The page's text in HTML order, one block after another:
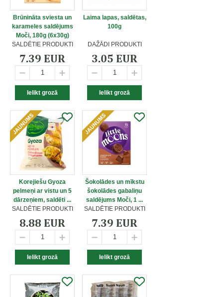
Brūnināta sviesta un
karameles saldējums
Moči, 180g (6x30g)
SALDĒTIE PRODUKTI
7.39 EUR
Laima lapas, saldētas,
100g
DAŽĀDI PRODUKTI
3.05 EUR
Korejiešu Gyoza
pelmeņi ar vistu un 5
dārzeņiem, saldēti ...
SALDĒTIE PRODUKTI
8.88 EUR
Šokolādes un mīkstu
šokolādes gabaliņu
saldējums Moči, 1 ...
SALDĒTIE PRODUKTI
7.39 EUR